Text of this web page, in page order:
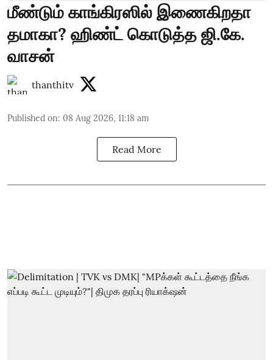
மீண்டும் காங்கிரஸில் இணைகிறதா
தமாகா? ஹிண்ட் கொடுத்த ஜி.கே.
வாசன்
thanthitv
Published on: 08 Aug 2026, 11:18 am
Read More